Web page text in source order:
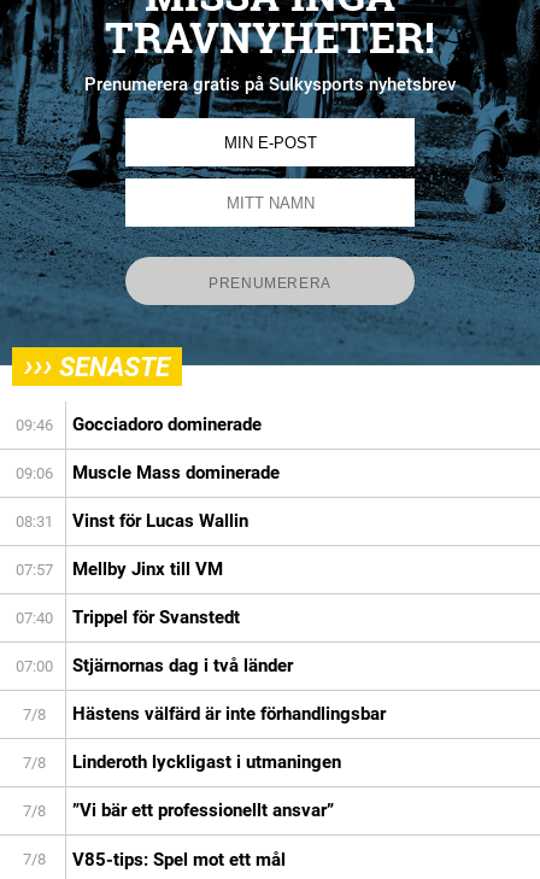
TRAVNYHETER!
Prenumerera gratis på Sulkysports nyhetsbrev
››› SENASTE
09:46 Gocciadoro dominerade
09:06 Muscle Mass dominerade
08:31 Vinst för Lucas Wallin
07:57 Mellby Jinx till VM
07:40 Trippel för Svanstedt
07:00 Stjärnornas dag i två länder
7/8 Hästens välfärd är inte förhandlingsbar
7/8 Linderoth lyckligast i utmaningen
7/8 ”Vi bär ett professionellt ansvar”
7/8 V85-tips: Spel mot ett mål